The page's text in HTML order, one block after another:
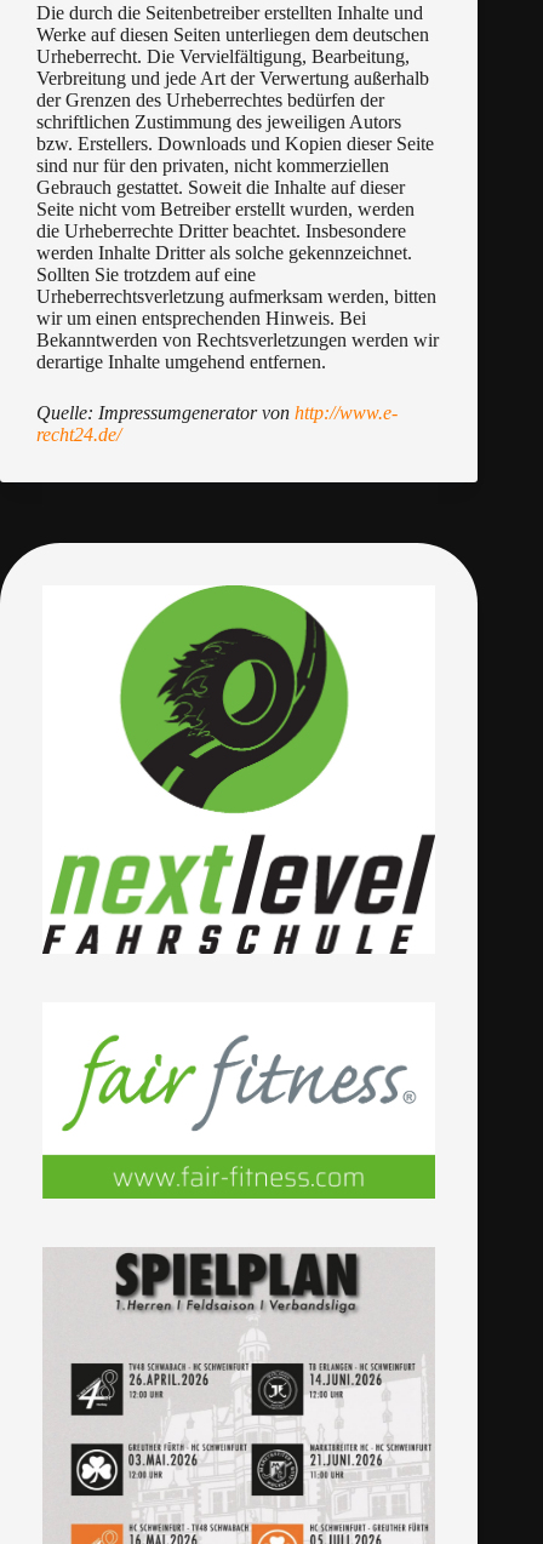
Die durch die Seitenbetreiber erstellten Inhalte und
Werke auf diesen Seiten unterliegen dem deutschen
Urheberrecht. Die Vervielfältigung, Bearbeitung,
Verbreitung und jede Art der Verwertung außerhalb
der Grenzen des Urheberrechtes bedürfen der
schriftlichen Zustimmung des jeweiligen Autors
bzw. Erstellers. Downloads und Kopien dieser Seite
sind nur für den privaten, nicht kommerziellen
Gebrauch gestattet. Soweit die Inhalte auf dieser
Seite nicht vom Betreiber erstellt wurden, werden
die Urheberrechte Dritter beachtet. Insbesondere
werden Inhalte Dritter als solche gekennzeichnet.
Sollten Sie trotzdem auf eine
Urheberrechtsverletzung aufmerksam werden, bitten
wir um einen entsprechenden Hinweis. Bei
Bekanntwerden von Rechtsverletzungen werden wir
derartige Inhalte umgehend entfernen.
Quelle: Impressumgenerator von http://www.e-
recht24.de/